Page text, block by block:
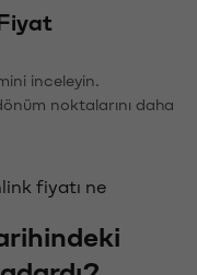
inceleyin.
noktalarını daha
fiyatı ne